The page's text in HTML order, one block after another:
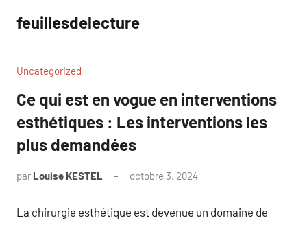
contenu
feuillesdelecture
Uncategorized
Ce qui est en vogue en interventions
esthétiques : Les interventions les
plus demandées
par Louise KESTEL octobre 3, 2024
La chirurgie esthétique est devenue un domaine de